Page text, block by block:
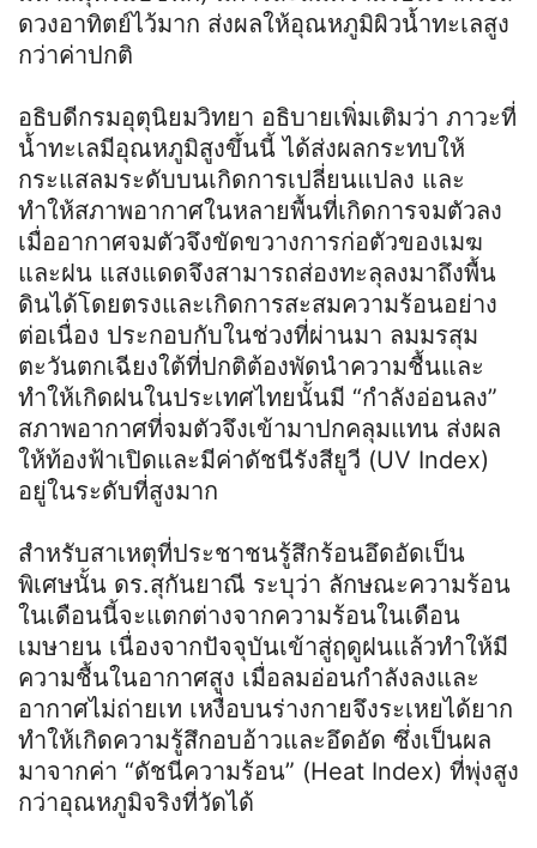
ดวงอาทิตย์ไว้มาก ส่งผลให้อุณหภูมิผิวน้ำทะเลสูง
กว่าค่าปกติ
อธิบดีกรมอุตุนิยมวิทยา อธิบายเพิ่มเติมว่า ภาวะที่
น้ำทะเลมีอุณหภูมิสูงขึ้นนี้ ได้ส่งผลกระทบให้
กระแสลมระดับบนเกิดการเปลี่ยนแปลง และ
ทำให้สภาพอากาศในหลายพื้นที่เกิดการจมตัวลง
เมื่ออากาศจมตัวจึงขัดขวางการก่อตัวของเมฆ
และฝน แสงแดดจึงสามารถส่องทะลุลงมาถึงพื้น
ดินได้โดยตรงและเกิดการสะสมความร้อนอย่าง
ต่อเนื่อง ประกอบกับในช่วงที่ผ่านมา ลมมรสุม
ตะวันตกเฉียงใต้ที่ปกติต้องพัดนำความชื้นและ
ทำให้เกิดฝนในประเทศไทยนั้นมี “กำลังอ่อนลง”
สภาพอากาศที่จมตัวจึงเข้ามาปกคลุมแทน ส่งผล
ให้ท้องฟ้าเปิดและมีค่าดัชนีรังสียูวี (UV Index)
อยู่ในระดับที่สูงมาก
สำหรับสาเหตุที่ประชาชนรู้สึกร้อนอึดอัดเป็น
พิเศษนั้น ดร.สุกันยาณี ระบุว่า ลักษณะความร้อน
ในเดือนนี้จะแตกต่างจากความร้อนในเดือน
เมษายน เนื่องจากปัจจุบันเข้าสู่ฤดูฝนแล้วทำให้มี
ความชื้นในอากาศสูง เมื่อลมอ่อนกำลังลงและ
อากาศไม่ถ่ายเท เหงื่อบนร่างกายจึงระเหยได้ยาก
ทำให้เกิดความรู้สึกอบอ้าวและอึดอัด ซึ่งเป็นผล
มาจากค่า “ดัชนีความร้อน” (Heat Index) ที่พุ่งสูง
กว่าอุณหภูมิจริงที่วัดได้